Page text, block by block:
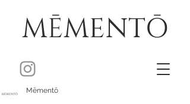
MĒMENTŌ
Mēmentō